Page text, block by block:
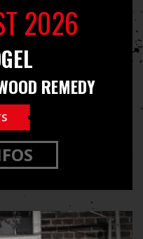
2026
REMEDY